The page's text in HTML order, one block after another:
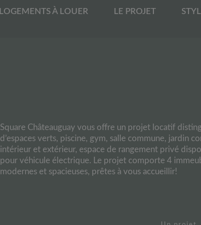
LOGEMENTS À LOUER LE PROJET
Square Châteauguay vous offre un projet locatif
d’espaces verts, piscine, gym, salle commune, jardin
intérieur et extérieur, espace de rangement privé
pour véhicule électrique. Le projet comporte 4
modernes et spacieuses, prêtes à vous accueillir!